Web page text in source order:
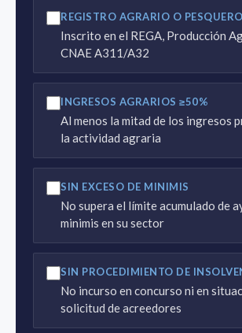
REGISTRO AGRARIO O PESQUERO
Inscrito en el REGA, Producción
CNAE A311/A32
INGRESOS AGRARIOS ≥50%
Al menos la mitad de los ingresos
la actividad agraria
SIN EXCESO DE MINIMIS
No supera el límite acumulado de
minimis en su sector
SIN PROCEDIMIENTO DE
No incurso en concurso ni en
solicitud de acreedores